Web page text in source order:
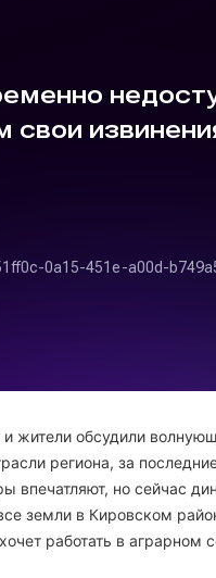
жители обсудили
региона, за
но сейчас
земли в Кировском
работать в аграрном